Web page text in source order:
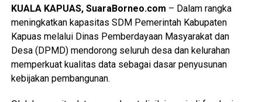
Koordinasi Lomba Yel-Yel Anti Narkoba di tingkat RT di
Kelurahan Selat Utara dalam rangka memperingati HUT RI.
“Selama kegiatan berlangsung dalam keadaan aman
kondusif warga antusias mendukung program dan
dokumen terlampir,” ujarnya. (Ujg/SB)
KUALA KAPUAS, SuaraBorneo.com – Dalam rangka
meningkatkan kapasitas SDM Pemerintah Kabupaten
Kapuas melalui Dinas Pemberdayaan Masyarakat dan
Desa (DPMD) mendorong seluruh desa dan kelurahan
memperkuat kualitas data sebagai dasar penyusunan
kebijakan pembangunan.